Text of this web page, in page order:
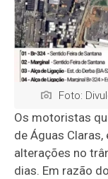
Foto:
Os motoristas
de Águas
alterações no
dias. Em razão